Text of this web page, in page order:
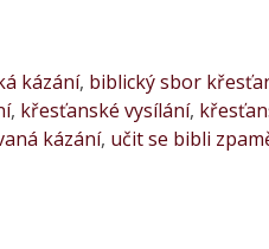
kázání, biblický sbor
, křesťanské vysílání,
kázání, učit se bibli